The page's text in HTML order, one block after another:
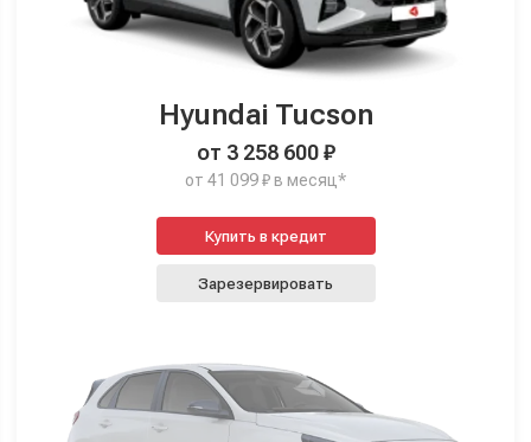
Hyundai Tucson
от 3 258 600 ₽
от 41 099 ₽ в месяц*
Купить в кредит
Зарезервировать